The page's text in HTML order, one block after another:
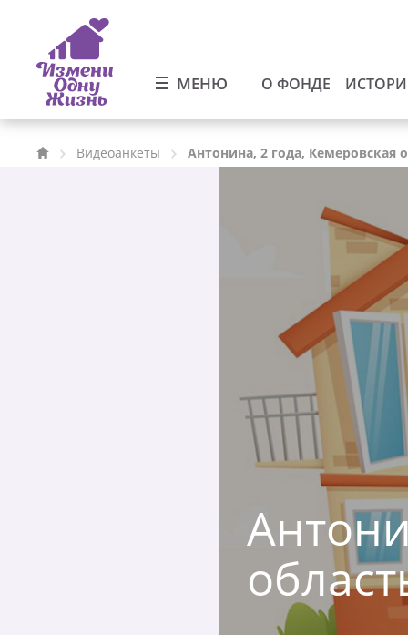
МЕНЮ О ФОНДЕ
Видеоанкеты Антонина, 2 года, Кемеровская